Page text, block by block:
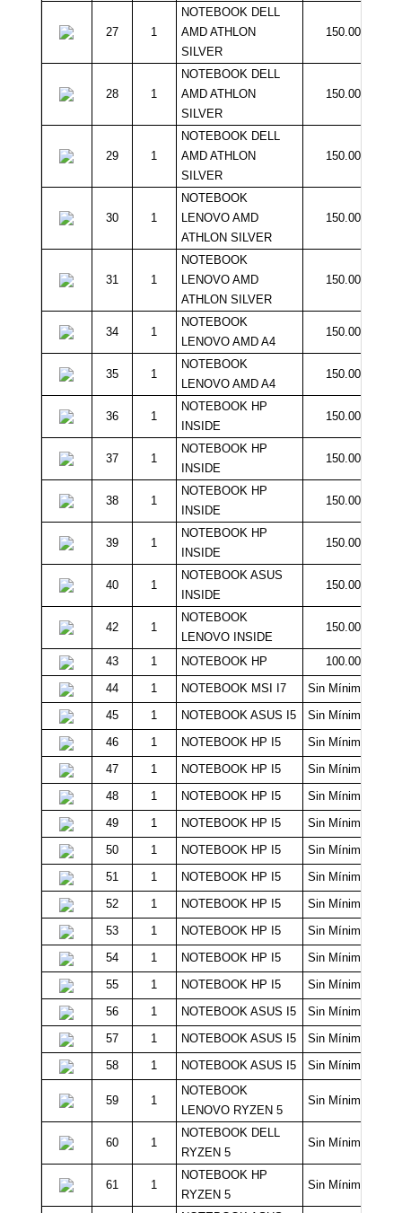
27 1
NOTEBOOK DELL
AMD ATHLON
SILVER
150.000
28 1
NOTEBOOK DELL
AMD ATHLON
SILVER
150.000
29 1
NOTEBOOK DELL
AMD ATHLON
SILVER
150.000
30 1
NOTEBOOK
LENOVO AMD
ATHLON SILVER
150.000
31 1
NOTEBOOK
LENOVO AMD
ATHLON SILVER
150.000
34 1
NOTEBOOK
LENOVO AMD A4
150.000
35 1
NOTEBOOK
LENOVO AMD A4
150.000
36 1
NOTEBOOK HP
INSIDE
150.000
37 1
NOTEBOOK HP
INSIDE
150.000
38 1
NOTEBOOK HP
INSIDE
150.000
39 1
NOTEBOOK HP
INSIDE
150.000
40 1
NOTEBOOK ASUS
INSIDE
150.000
42 1
NOTEBOOK
LENOVO INSIDE
150.000
43 1 NOTEBOOK HP
100.000
44
1 NOTEBOOK MSI I7
Sin Mínimo
45
1 NOTEBOOK ASUS I5
Sin Mínimo
46
1 NOTEBOOK HP I5
Sin Mínimo
47
1 NOTEBOOK HP I5
Sin Mínimo
48
1 NOTEBOOK HP I5
Sin Mínimo
49
1 NOTEBOOK HP I5
Sin Mínimo
50
1 NOTEBOOK HP I5
Sin Mínimo
51
1 NOTEBOOK HP I5
Sin Mínimo
52
1 NOTEBOOK HP I5
Sin Mínimo
53
1 NOTEBOOK HP I5
Sin Mínimo
54
1 NOTEBOOK HP I5
Sin Mínimo
55
1 NOTEBOOK HP I5
Sin Mínimo
56
1 NOTEBOOK ASUS I5
Sin Mínimo
57
1 NOTEBOOK ASUS I5
Sin Mínimo
58
1 NOTEBOOK ASUS I5 Sin Mínimo
59 1
NOTEBOOK
LENOVO RYZEN 5
Sin Mínimo
60 1
NOTEBOOK DELL
RYZEN 5
Sin Mínimo
61 1
NOTEBOOK HP
RYZEN 5
Sin Mínimo